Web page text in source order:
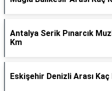
Antalya Serik Pınarcık
Km
Eskişehir Denizli Arası Kaç